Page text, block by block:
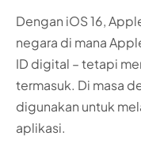
Dengan iOS 16,
negara di mana
ID digital – tetapi
termasuk. Di masa
digunakan untuk
aplikasi.